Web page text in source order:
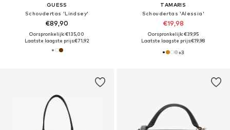
GUESS
Schoudertas 'Lindsey'
€89,90
Oorspronkelijk: €135,00
Laatste laagste prijs:€71,92
TAMARIS
Schoudertas 'Alessia'
€19,98
Oorspronkelijk: €39,95
Laatste laagste prijs:€19,98
+3